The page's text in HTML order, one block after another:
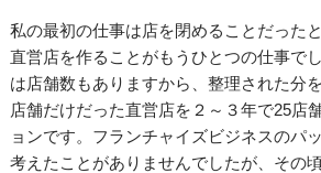
私の最初の仕事は店を閉めることだった
直営店を作ることがもうひとつの仕事で
は店舗数もありますから、整理された分
店舗だけだった直営店を２～３年で25店
ョンです。フランチャイズビジネスのパ
考えたことがありませんでしたが、その